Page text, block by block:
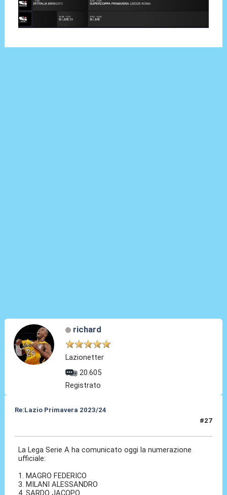
richard
Lazionetter
20.605
Registrato
Re:Lazio Primavera 2023/24
#27
La Lega Serie A ha comunicato oggi la numerazione
ufficiale:
1. MAGRO FEDERICO
3. MILANI ALESSANDRO